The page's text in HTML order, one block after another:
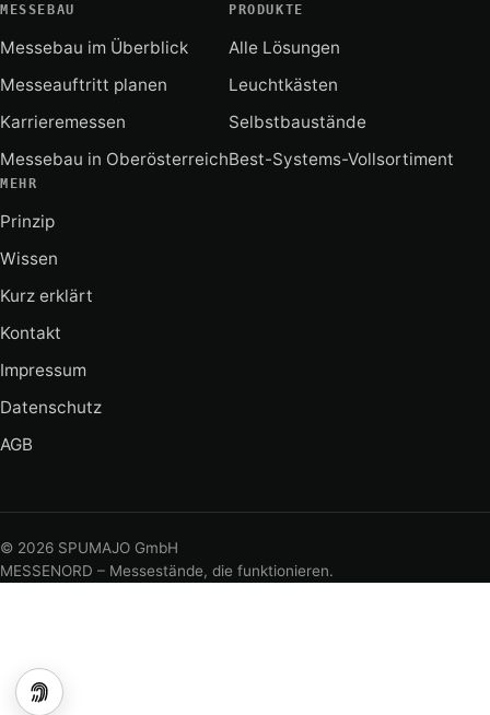
MESSEBAU
Messebau im Überblick
Messeauftritt planen
Karrieremessen
Messebau in Oberösterreich
PRODUKTE
Alle Lösungen
Leuchtkästen
Selbstbaustände
Best-Systems-Vollsortiment
MEHR
Prinzip
Wissen
Kurz erklärt
Kontakt
Impressum
Datenschutz
AGB
© 2026 SPUMAJO GmbH
MESSENORD – Messestände, die funktionieren.
Datenschutz